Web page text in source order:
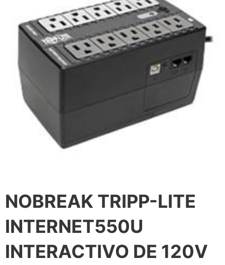
NOBREAK TRIPP-LITE
INTERNET550U
INTERACTIVO DE 120V